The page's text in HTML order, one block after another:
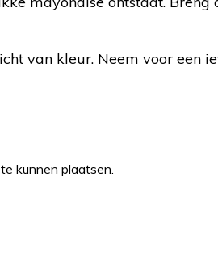
van kleur. Neem voor een
kunnen plaatsen.